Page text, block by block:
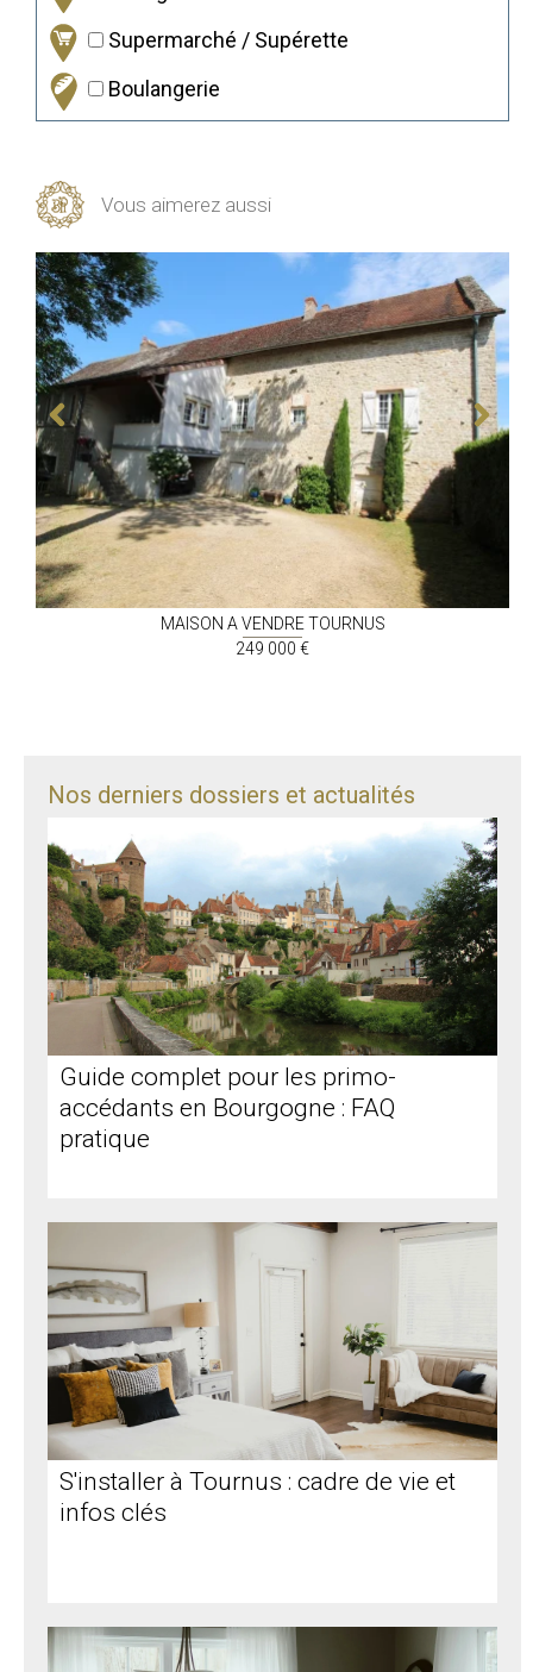
Supermarché / Supérette
Boulangerie
Vous aimerez aussi
MAISON A VENDRE TOURNUS
249 000 €
Nos derniers dossiers et actualités
Guide complet pour les primo-
accédants en Bourgogne : FAQ
pratique
S'installer à Tournus : cadre de vie et
infos clés